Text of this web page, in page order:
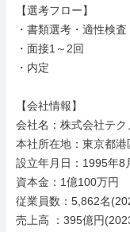
【選考フロー】
・書類選考・適性検
・面接1～2回
・内定
【会社情報】
会社名：株式会社テ
本社所在地：東京都
設立年月日：1995年8
資本金：1億100万円
従業員数：5,862名
売上高 ：395億円